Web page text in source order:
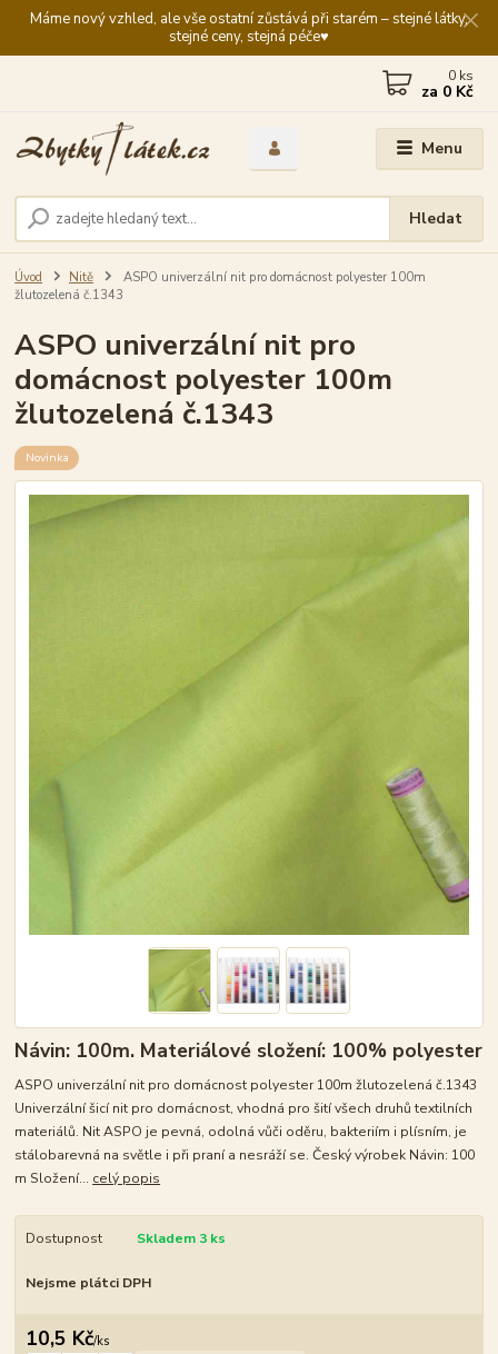
Máme nový vzhled, ale vše ostatní zůstává při starém – stejné látky,
stejné ceny, stejná péče♥️
Menu
Hledat
0 ks
za 0 Kč
Úvod Nitě
ASPO univerzální nit pro domácnost polyester 100m
žlutozelená č.1343
ASPO univerzální nit pro
domácnost polyester 100m
žlutozelená č.1343
Novinka
Návin: 100m. Materiálové složení: 100% polyester
ASPO univerzální nit pro domácnost polyester 100m žlutozelená č.1343
Univerzální šicí nit pro domácnost, vhodná pro šití všech druhů textilních
materiálů. Nit ASPO je pevná, odolná vůči oděru, bakteriím i plísním, je
stálobarevná na světle i při praní a nesráží se. Český výrobek Návin: 100
m Složení... celý popis
Dostupnost Skladem 3 ks
Nejsme plátci DPH
10,5 Kč/ks